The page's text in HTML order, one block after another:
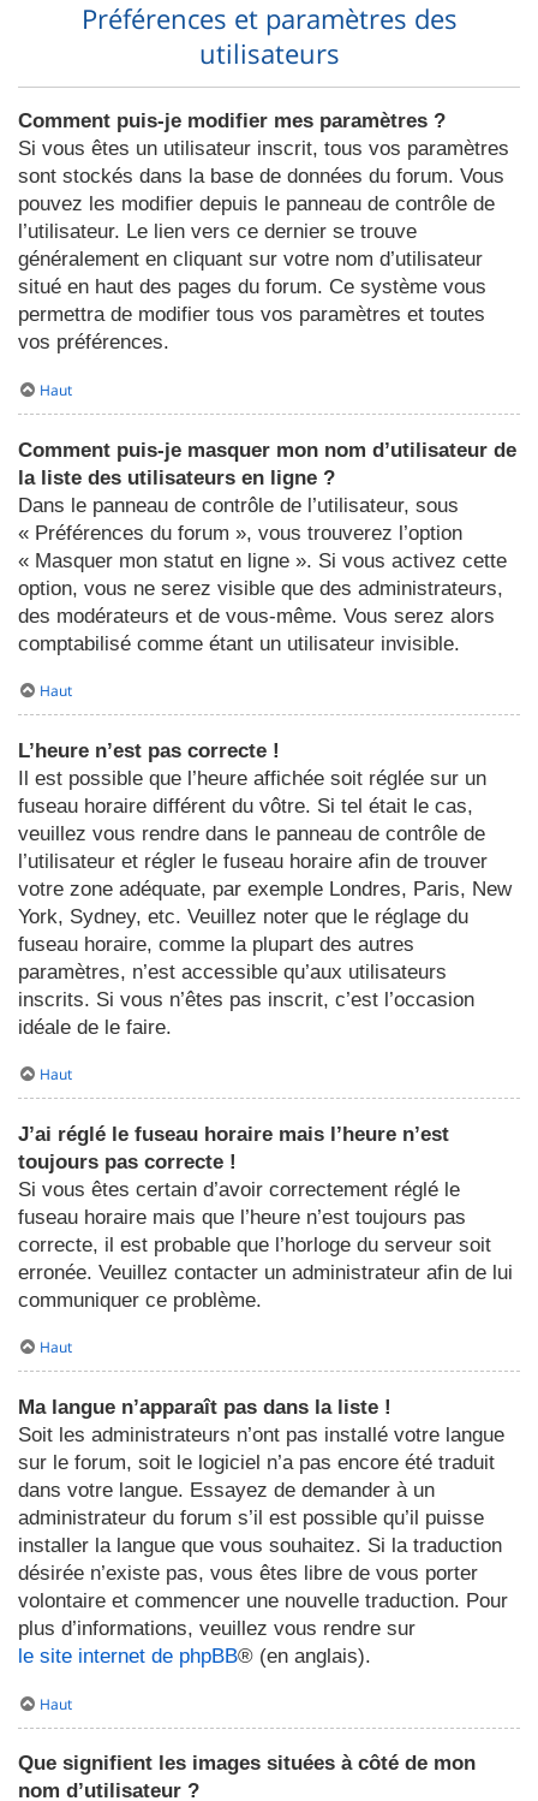
Préférences et paramètres des
utilisateurs
Comment puis-je modifier mes paramètres ?
Si vous êtes un utilisateur inscrit, tous vos paramètres
sont stockés dans la base de données du forum. Vous
pouvez les modifier depuis le panneau de contrôle de
l’utilisateur. Le lien vers ce dernier se trouve
généralement en cliquant sur votre nom d’utilisateur
situé en haut des pages du forum. Ce système vous
permettra de modifier tous vos paramètres et toutes
vos préférences.
Haut
Comment puis-je masquer mon nom d’utilisateur de
la liste des utilisateurs en ligne ?
Dans le panneau de contrôle de l’utilisateur, sous
« Préférences du forum », vous trouverez l’option
« Masquer mon statut en ligne ». Si vous activez cette
option, vous ne serez visible que des administrateurs,
des modérateurs et de vous-même. Vous serez alors
comptabilisé comme étant un utilisateur invisible.
Haut
L’heure n’est pas correcte !
Il est possible que l’heure affichée soit réglée sur un
fuseau horaire différent du vôtre. Si tel était le cas,
veuillez vous rendre dans le panneau de contrôle de
l’utilisateur et régler le fuseau horaire afin de trouver
votre zone adéquate, par exemple Londres, Paris, New
York, Sydney, etc. Veuillez noter que le réglage du
fuseau horaire, comme la plupart des autres
paramètres, n’est accessible qu’aux utilisateurs
inscrits. Si vous n’êtes pas inscrit, c’est l’occasion
idéale de le faire.
Haut
J’ai réglé le fuseau horaire mais l’heure n’est
toujours pas correcte !
Si vous êtes certain d’avoir correctement réglé le
fuseau horaire mais que l’heure n’est toujours pas
correcte, il est probable que l’horloge du serveur soit
erronée. Veuillez contacter un administrateur afin de lui
communiquer ce problème.
Haut
Ma langue n’apparaît pas dans la liste !
Soit les administrateurs n’ont pas installé votre langue
sur le forum, soit le logiciel n’a pas encore été traduit
dans votre langue. Essayez de demander à un
administrateur du forum s’il est possible qu’il puisse
installer la langue que vous souhaitez. Si la traduction
désirée n’existe pas, vous êtes libre de vous porter
volontaire et commencer une nouvelle traduction. Pour
plus d’informations, veuillez vous rendre sur
le site internet de phpBB® (en anglais).
Haut
Que signifient les images situées à côté de mon
nom d’utilisateur ?